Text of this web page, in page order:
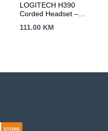
LOGITECH H390
Corded Headset –
111.00 KM